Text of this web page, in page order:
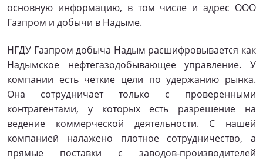
основную информацию, в том числе и адрес ООО
Газпром и добычи в Надыме.
НГДУ Газпром добыча Надым расшифровывается как
Надымское нефтегазодобывающее управление. У
компании есть четкие цели по удержанию рынка.
Она сотрудничает только с проверенными
контрагентами, у которых есть разрешение на
ведение коммерческой деятельности. С нашей
компанией налажено плотное сотрудничество, а
прямые поставки с заводов-производителей